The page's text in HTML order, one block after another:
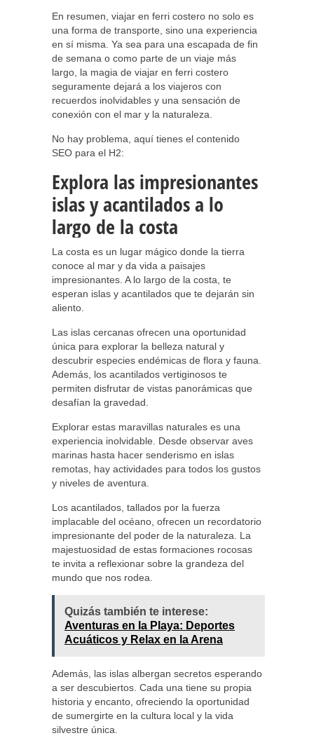
En resumen, viajar en ferri costero no solo es
una forma de transporte, sino una experiencia
en sí misma. Ya sea para una escapada de fin
de semana o como parte de un viaje más
largo, la magia de viajar en ferri costero
seguramente dejará a los viajeros con
recuerdos inolvidables y una sensación de
conexión con el mar y la naturaleza.
No hay problema, aquí tienes el contenido
SEO para el H2:
Explora las impresionantes
islas y acantilados a lo
largo de la costa
La costa es un lugar mágico donde la tierra
conoce al mar y da vida a paisajes
impresionantes. A lo largo de la costa, te
esperan islas y acantilados que te dejarán sin
aliento.
Las islas cercanas ofrecen una oportunidad
única para explorar la belleza natural y
descubrir especies endémicas de flora y fauna.
Además, los acantilados vertiginosos te
permiten disfrutar de vistas panorámicas que
desafían la gravedad.
Explorar estas maravillas naturales es una
experiencia inolvidable. Desde observar aves
marinas hasta hacer senderismo en islas
remotas, hay actividades para todos los gustos
y niveles de aventura.
Los acantilados, tallados por la fuerza
implacable del océano, ofrecen un recordatorio
impresionante del poder de la naturaleza. La
majestuosidad de estas formaciones rocosas
te invita a reflexionar sobre la grandeza del
mundo que nos rodea.
Quizás también te interese:
Aventuras en la Playa: Deportes
Acuáticos y Relax en la Arena
Además, las islas albergan secretos esperando
a ser descubiertos. Cada una tiene su propia
historia y encanto, ofreciendo la oportunidad
de sumergirte en la cultura local y la vida
silvestre única.